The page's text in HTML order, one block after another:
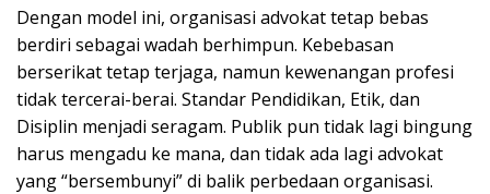
Dengan model ini, organisasi advokat tetap bebas
berdiri sebagai wadah berhimpun. Kebebasan
berserikat tetap terjaga, namun kewenangan profesi
tidak tercerai-berai. Standar Pendidikan, Etik, dan
Disiplin menjadi seragam. Publik pun tidak lagi bingung
harus mengadu ke mana, dan tidak ada lagi advokat
yang “bersembunyi” di balik perbedaan organisasi.